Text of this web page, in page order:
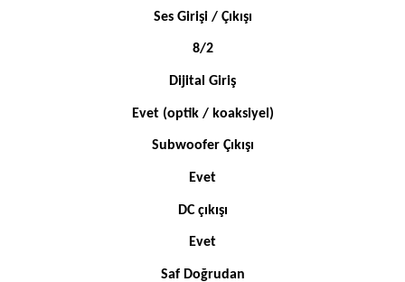
Ses Girişi / Çıkışı
8/2
Dijital Giriş
Evet (optik / koaksiyel)
Subwoofer Çıkışı
Evet
DC çıkışı
Evet
Saf Doğrudan